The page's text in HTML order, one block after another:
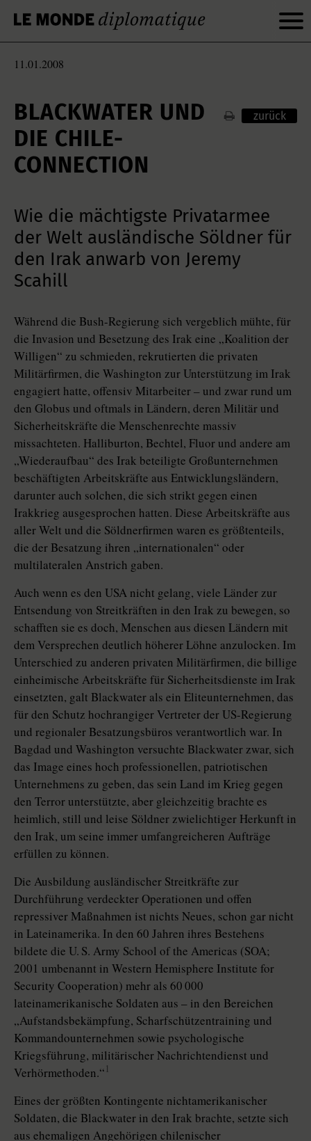
11.01.2008
BLACKWATER UND
DIE CHILE-
CONNECTION
zurück
Wie die mächtigste Privatarmee
der Welt ausländische Söldner für
den Irak anwarb von Jeremy
Scahill
Während die Bush-Regierung sich vergeblich mühte, für
die Invasion und Besetzung des Irak eine „Koalition der
Willigen“ zu schmieden, rekrutierten die privaten
Militärfirmen, die Washington zur Unterstützung im Irak
engagiert hatte, offensiv Mitarbeiter – und zwar rund um
den Globus und oftmals in Ländern, deren Militär und
Sicherheitskräfte die Menschenrechte massiv
missachteten. Halliburton, Bechtel, Fluor und andere am
„Wiederaufbau“ des Irak beteiligte Großunternehmen
beschäftigten Arbeitskräfte aus Entwicklungsländern,
darunter auch solchen, die sich strikt gegen einen
Irakkrieg ausgesprochen hatten. Diese Arbeitskräfte aus
aller Welt und die Söldnerfirmen waren es größtenteils,
die der Besatzung ihren „internationalen“ oder
multilateralen Anstrich gaben.
Auch wenn es den USA nicht gelang, viele Länder zur
Entsendung von Streitkräften in den Irak zu bewegen, so
schafften sie es doch, Menschen aus diesen Ländern mit
dem Versprechen deutlich höherer Löhne anzulocken. Im
Unterschied zu anderen privaten Militärfirmen, die billige
einheimische Arbeitskräfte für Sicherheitsdienste im Irak
einsetzten, galt Blackwater als ein Eliteunternehmen, das
für den Schutz hochrangiger Vertreter der US-Regierung
und regionaler Besatzungsbüros verantwortlich war. In
Bagdad und Washington versuchte Blackwater zwar, sich
das Image eines hoch professionellen, patriotischen
Unternehmens zu geben, das sein Land im Krieg gegen
den Terror unterstützte, aber gleichzeitig brachte es
heimlich, still und leise Söldner zwielichtiger Herkunft in
den Irak, um seine immer umfangreicheren Aufträge
erfüllen zu können.
Die Ausbildung ausländischer Streitkräfte zur
Durchführung verdeckter Operationen und offen
repressiver Maßnahmen ist nichts Neues, schon gar nicht
in Lateinamerika. In den 60 Jahren ihres Bestehens
bildete die U. S. Army School of the Americas (SOA;
2001 umbenannt in Western Hemisphere Institute for
Security Cooperation) mehr als 60 000
lateinamerikanische Soldaten aus – in den Bereichen
„Aufstandsbekämpfung, Scharfschützentraining und
Kommandounternehmen sowie psychologische
Kriegsführung, militärischer Nachrichtendienst und
Verhörmethoden.“ 1
Eines der größten Kontingente nichtamerikanischer
Soldaten, die Blackwater in den Irak brachte, setzte sich
aus ehemaligen Angehörigen chilenischer